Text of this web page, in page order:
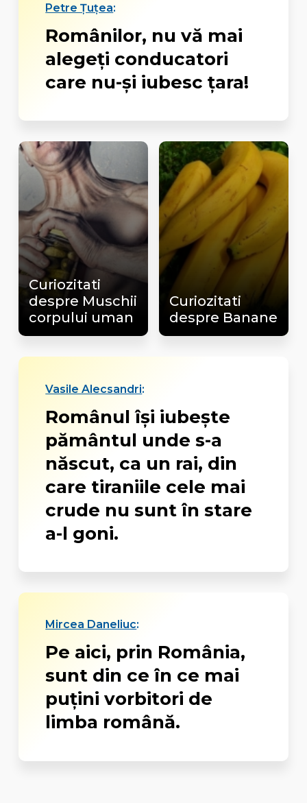
Petre Țuțea:
Românilor, nu vă mai
alegeţi conducatori
care nu-şi iubesc ţara!
Curiozitati
despre Muschii
corpului uman
Curiozitati
despre Banane
Vasile Alecsandri:
Românul îşi iubeşte
pământul unde s-a
născut, ca un rai, din
care tiraniile cele mai
crude nu sunt în stare
a-l goni.
Mircea Daneliuc:
Pe aici, prin România,
sunt din ce în ce mai
puțini vorbitori de
limba română.